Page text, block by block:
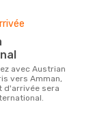
vers Amman,
d'arrivée sera